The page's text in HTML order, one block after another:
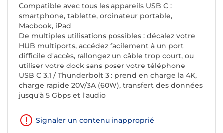
Compatible avec tous les appareils USB C :
smartphone, tablette, ordinateur portable,
Macbook, iPad
De multiples utilisations possibles : décalez votre
HUB multiports, accédez facilement à un port
difficile d'accès, rallongez un câble trop court, ou
utiliser votre dock sans poser votre téléphone
USB C 3.1 / Thunderbolt 3 : prend en charge la 4K,
charge rapide 20V/3A (60W), transfert des données
jusqu'à 5 Gbps et l'audio
Signaler un contenu inapproprié